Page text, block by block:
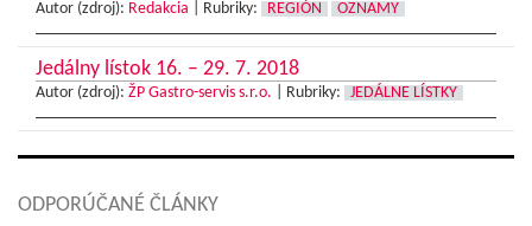
Autor (zdroj): Redakcia Rubriky: REGIÓN OZNAMY
Jedálny lístok 16. – 29. 7. 2018
Autor (zdroj): ŽP Gastro-servis s.r.o. Rubriky: JEDÁLNE LÍSTKY
ODPORÚČANÉ ČLÁNKY